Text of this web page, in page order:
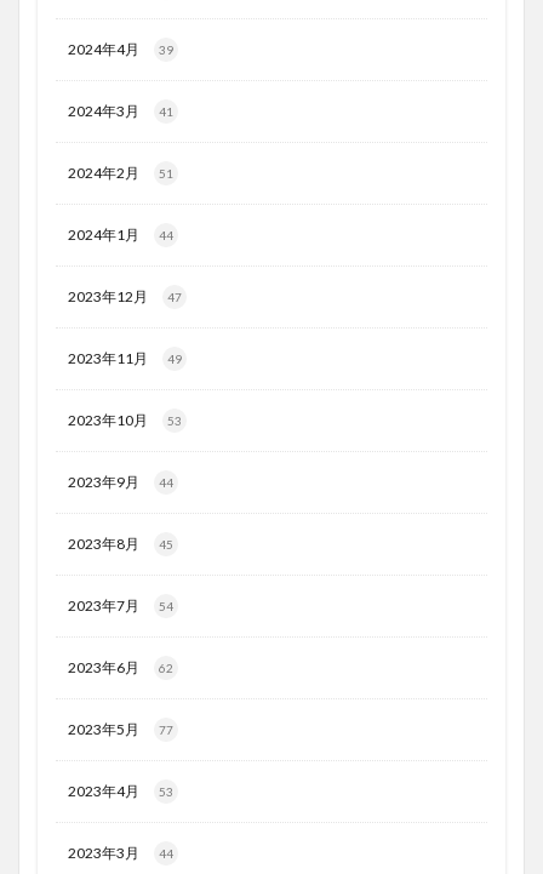
2024年4月 39
2024年3月 41
2024年2月 51
2024年1月 44
2023年12月 47
2023年11月 49
2023年10月 53
2023年9月 44
2023年8月 45
2023年7月 54
2023年6月 62
2023年5月 77
2023年4月 53
2023年3月 44